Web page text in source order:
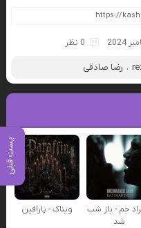
پست قبلی
0 نظر
، رضا صادقی
جم - باز شب
شد
ویناک - پارافین